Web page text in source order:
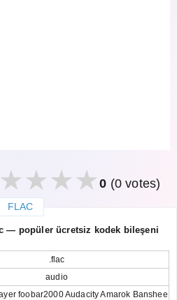
0 (0 votes)
FLAC
— popüler ücretsiz kodek bileşeni
.flac
audio
foobar2000 Audacity Amarok Banshee